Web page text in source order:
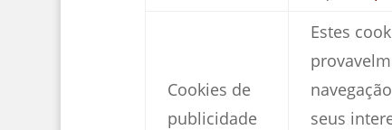
Cookies de
publicidade
Estes
seus